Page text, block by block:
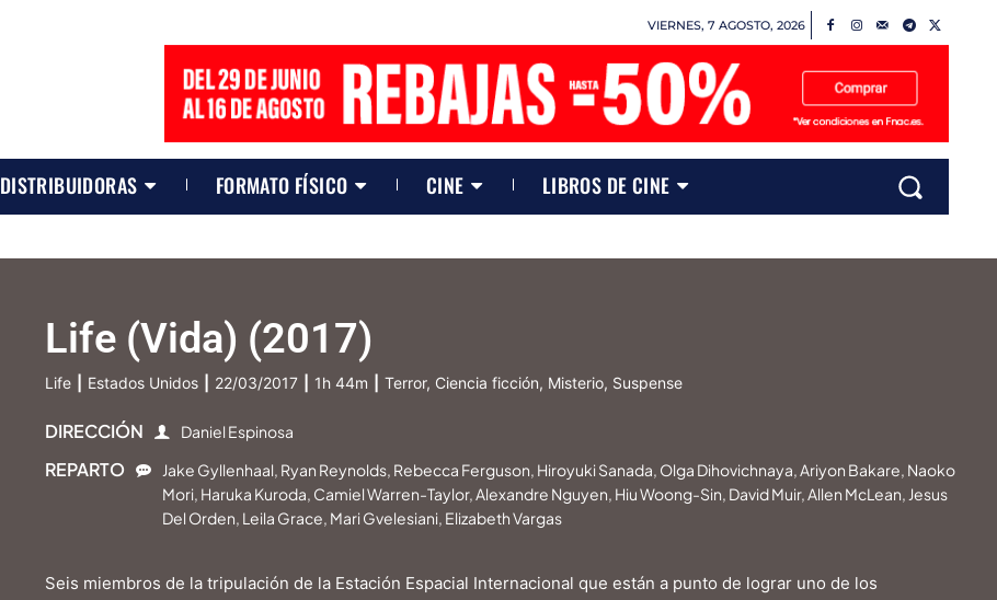
VIERNES, 7 AGOSTO, 2026
DISTRIBUIDORAS FORMATO FÍSICO CINE LIBROS DE CINE
Life (Vida) (2017)
Life Estados Unidos 22/03/2017 1h 44m Terror, Ciencia ficción, Misterio, Suspense
DIRECCIÓN Daniel Espinosa
REPARTO
Jake Gyllenhaal, Ryan Reynolds, Rebecca Ferguson, Hiroyuki Sanada, Olga Dihovichnaya, Ariyon Bakare, Naoko
Mori, Haruka Kuroda, Camiel Warren-Taylor, Alexandre Nguyen, Hiu Woong-Sin, David Muir, Allen McLean, Jesus
Del Orden, Leila Grace, Mari Gvelesiani, Elizabeth Vargas
Seis miembros de la tripulación de la Estación Espacial Internacional que están a punto de lograr uno de los